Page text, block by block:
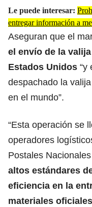
Le puede interesar:
entregar información a
Aseguran que el
el envío de la
Estados Unidos “y
despachado la
en el mundo”.
“Esta operación se
operadores
Postales
altos estándares
eficiencia en la
materiales oficiales